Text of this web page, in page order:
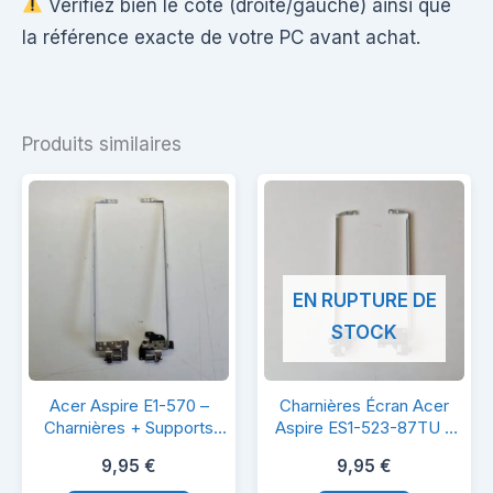
Vérifiez bien le côté (droite/gauche) ainsi que
la référence exacte de votre PC avant achat.
Produits similaires
Acer
Aspire
E1-
Acer Aspire E1-570 –
Charnières + Supports
Z5WE1
9,95 €
Charnières
Écran
Acer
EN RUPTURE DE
STOCK
Charnières Écran Acer
Aspire ES1-523-87TU –
Originales & Solides
9,95 €